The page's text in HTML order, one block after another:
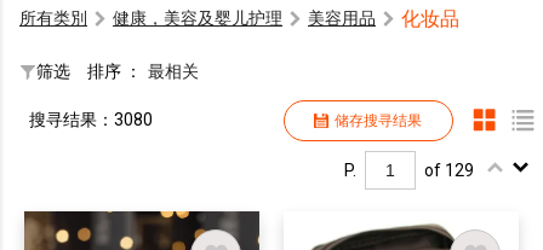
所有类別 健康，美容及婴儿护理 美容用品 化妆品
筛选 排序 ： 最相关
储存搜寻结果
搜寻结果：3080
P. of 129